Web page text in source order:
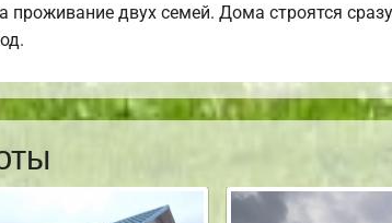
двух семей. Дома строятся